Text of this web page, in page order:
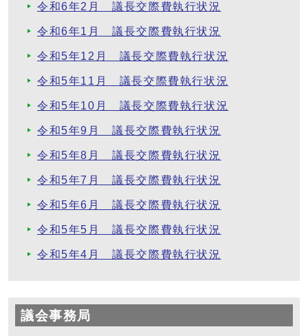
令和6年2月 議長交際費執行状況
令和6年1月 議長交際費執行状況
令和5年12月 議長交際費執行状況
令和5年11月 議長交際費執行状況
令和5年10月 議長交際費執行状況
令和5年9月 議長交際費執行状況
令和5年8月 議長交際費執行状況
令和5年7月 議長交際費執行状況
令和5年6月 議長交際費執行状況
令和5年5月 議長交際費執行状況
令和5年4月 議長交際費執行状況
議会事務局